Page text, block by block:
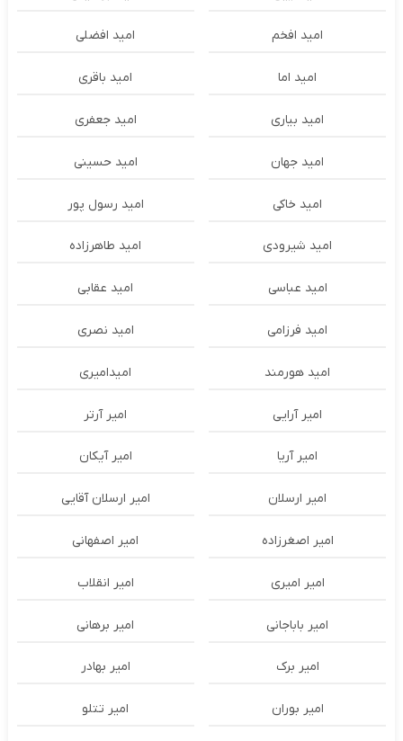
امید افخم امید افضلی
امید اما امید باقری
امید بیاری امید جعفری
امید جهان امید حسینی
امید خاکی امید رسول پور
امید شیرودی امید طاهرزاده
امید عباسی امید عقابی
امید فرزامی امید نصری
امید هورمند امیدامیری
امیر آرایی امیر آرتر
امیر آریا امیر آیکان
امیر ارسلان امیر ارسلان آقایی
امیر اصغرزاده امیر اصفهانی
امیر امیری امیر انقلاب
امیر باباجانی امیر برهانی
امیر برک امیر بهادر
امیر بوران امیر تتلو